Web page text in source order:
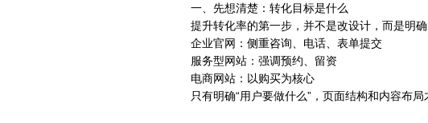
一、先想清楚：转化目标是什么
提升转化率的第一步，并不是改设计，而是明
企业官网：侧重咨询、电话、表单提交
服务型网站：强调预约、留资
电商网站：以购买为核心
只有明确“用户要做什么”，页面结构和内容布